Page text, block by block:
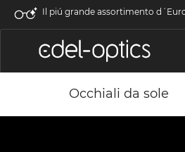
Il piú grande assortimento
Occhiali da sole